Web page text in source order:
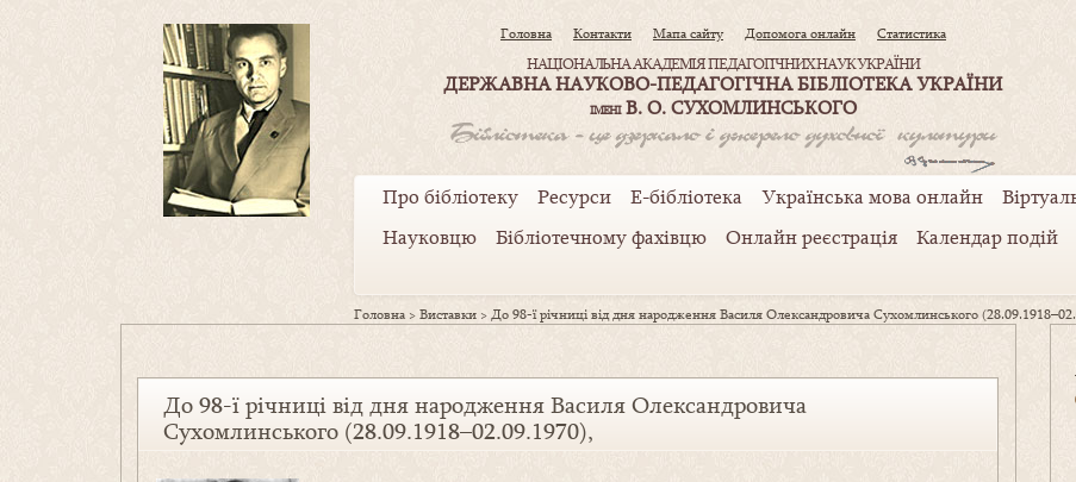
Головна Контакти Мапа сайту Допомога онлайн Статистика
НАЦІОНАЛЬНА АКАДЕМІЯ ПЕДАГОГІЧНИХ НАУК УКРАЇНИ
ДЕРЖАВНА НАУКОВО-ПЕДАГОГІЧНА БІБЛІОТЕКА УКРАЇНИ
ІМЕНІВ. О. СУХОМЛИНСЬКОГО
Про бібліотеку Ресурси Е-бібліотека Українська мова онлайн
Науковцю
Бібліотечному фахівцю Онлайн реєстрація Календар подій
Головна >Виставки >До 98-ї річниці від дня народження Василя Олександровича Сухомлинського
До 98-ї річниці від дня народження Василя Олександровича
Сухомлинського (28.09.1918–02.09.1970),